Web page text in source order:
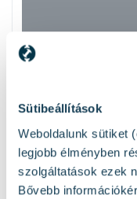
Sütibeállítások
Weboldalunk sütiket
legjobb élményben
szolgáltatások ezek
Bővebb